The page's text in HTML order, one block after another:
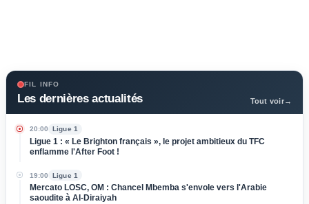
FIL INFO
Les dernières actualités Tout voir→
20:00 Ligue 1
Ligue 1 : « Le Brighton français », le projet ambitieux du TFC
enflamme l'After Foot !
19:00 Ligue 1
Mercato LOSC, OM : Chancel Mbemba s'envole vers l'Arabie
saoudite à Al-Diraiyah